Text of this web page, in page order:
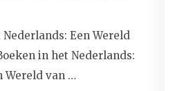
Een Wereld
in het Nederlands:
Wereld van …